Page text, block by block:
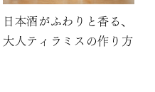
日本酒がふわりと香る、
大人ティラミスの作り方